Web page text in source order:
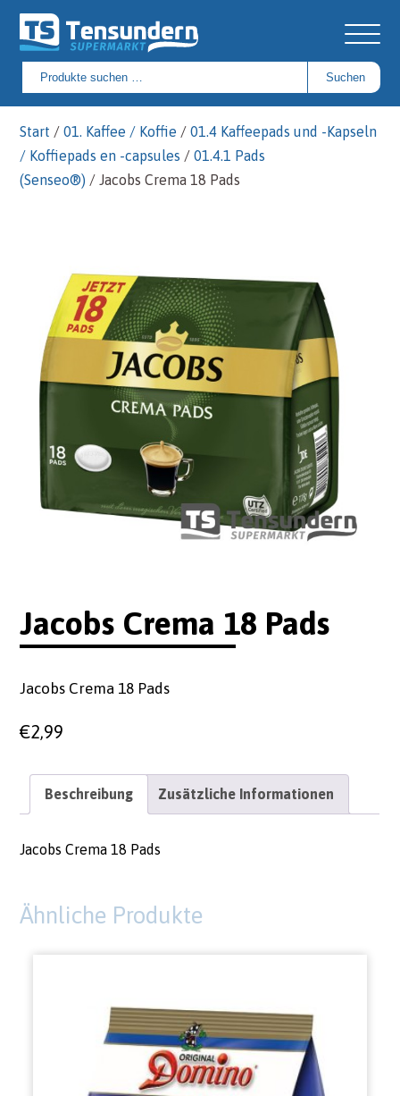
Suchen
nach:
Suchen
Start /01. Kaffee / Koffie /01.4 Kaffeepads und -Kapseln
/ Koffiepads en -capsules /01.4.1 Pads
(Senseo®) / Jacobs Crema 18 Pads
Jacobs Crema 18 Pads
Jacobs Crema 18 Pads
€2,99
Beschreibung Zusätzliche Informationen
Jacobs Crema 18 Pads
Ähnliche Produkte